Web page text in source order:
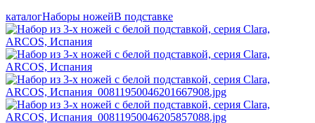
каталогНаборы ножейВ подставке